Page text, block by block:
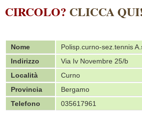
CIRCOLO? CLICCA QUI!
Nome
Polisp.curno-sez.tennis
Indirizzo
Via Iv Novembre 25/b
Località
Curno
Provincia
Bergamo
Telefono
035617961